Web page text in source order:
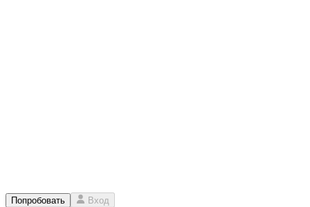
Попробовать Вход